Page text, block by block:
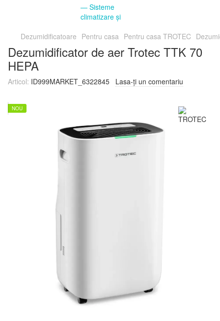
Dezumidificatoare Pentru casa Pentru casa TROTEC
Dezumidificator de aer Trotec TTK 70
HEPA
Articol: ID999MARKET_6322845 Lasa-ți un comentariu
NOU